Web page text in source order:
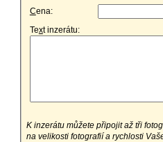
Cena:
Text inzerátu:
K inzerátu můžete připojit až tři
na velikosti fotografií a rychlosti